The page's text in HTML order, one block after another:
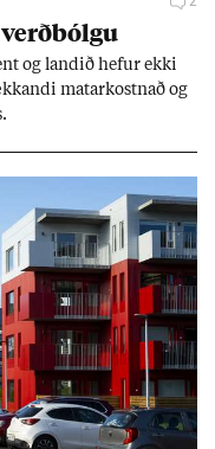
verð­bólgu
og land­ið hef­ur ekki
mat­ar­kostn­að og